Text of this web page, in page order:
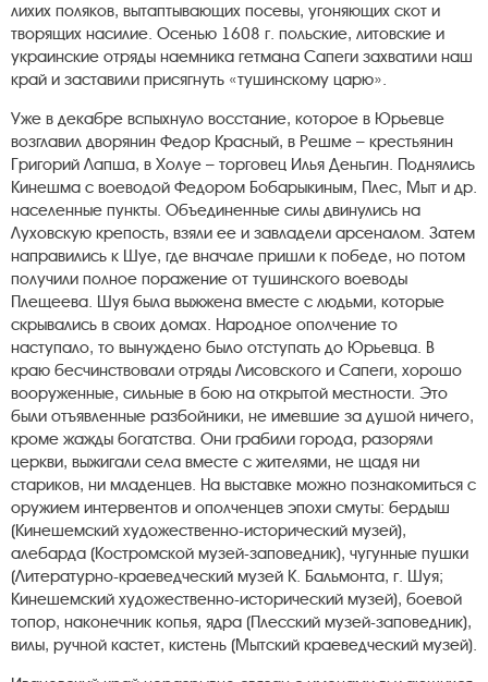
лихих поляков, вытаптывающих посевы, угоняющих скот и
творящих насилие. Осенью 1608 г. польские, литовские и
украинские отряды наемника гетмана Сапеги захватили наш
край и заставили присягнуть «тушинскому царю».
Уже в декабре вспыхнуло восстание, которое в Юрьевце
возглавил дворянин Федор Красный, в Решме – крестьянин
Григорий Лапша, в Холуе – торговец Илья Деньгин. Поднялись
Кинешма с воеводой Федором Бобарыкиным, Плес, Мыт и др.
населенные пункты. Объединенные силы двинулись на
Луховскую крепость, взяли ее и завладели арсеналом. Затем
направились к Шуе, где вначале пришли к победе, но потом
получили полное поражение от тушинского воеводы
Плещеева. Шуя была выжжена вместе с людьми, которые
скрывались в своих домах. Народное ополчение то
наступало, то вынуждено было отступать до Юрьевца. В
краю бесчинствовали отряды Лисовского и Сапеги, хорошо
вооруженные, сильные в бою на открытой местности. Это
были отъявленные разбойники, не имевшие за душой ничего,
кроме жажды богатства. Они грабили города, разоряли
церкви, выжигали села вместе с жителями, не щадя ни
стариков, ни младенцев. На выставке можно познакомиться с
оружием интервентов и ополченцев эпохи смуты: бердыш
(Кинешемский художественно-исторический музей),
алебарда (Костромской музей-заповедник), чугунные пушки
(Литературно-краеведческий музей К. Бальмонта, г. Шуя;
Кинешемский художественно-исторический музей), боевой
топор, наконечник копья, ядра (Плесский музей-заповедник),
вилы, ручной кастет, кистень (Мытский краеведческий музей).